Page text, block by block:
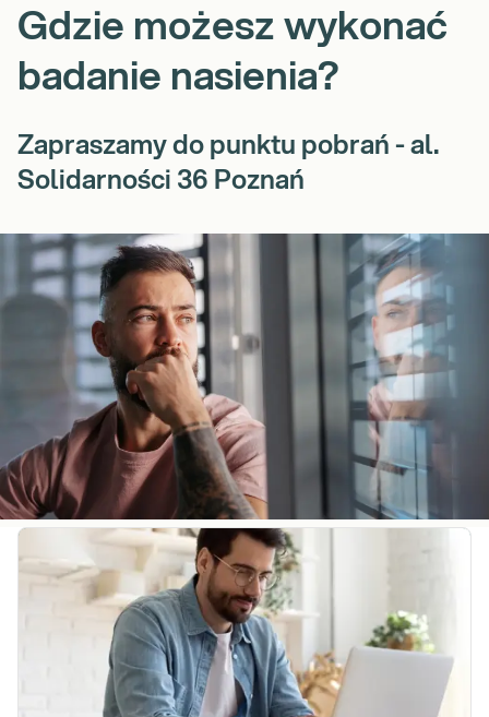
Gdzie możesz wykonać
badanie nasienia?
Zapraszamy do punktu pobrań - al.
Solidarności 36 Poznań